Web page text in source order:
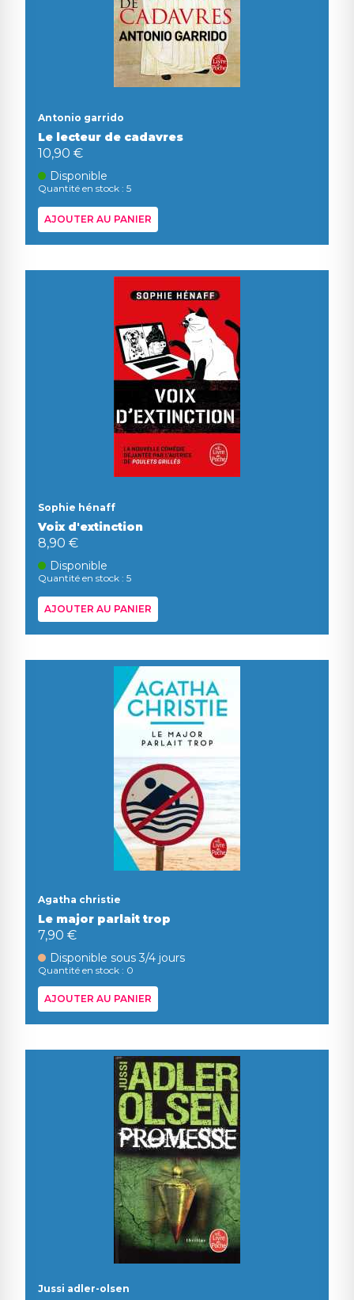
Antonio garrido
Le lecteur de cadavres
10,90 €
Disponible
Quantité en stock : 5
AJOUTER AU PANIER
Sophie hénaff
Voix d'extinction
8,90 €
Disponible
Quantité en stock : 5
AJOUTER AU PANIER
Agatha christie
Le major parlait trop
7,90 €
Disponible sous 3/4 jours
Quantité en stock : 0
AJOUTER AU PANIER
Jussi adler-olsen